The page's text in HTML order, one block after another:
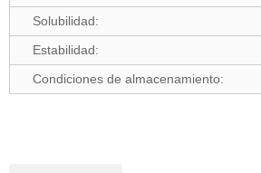
Solubilidad:
Estabilidad:
Condiciones de almacenamiento: